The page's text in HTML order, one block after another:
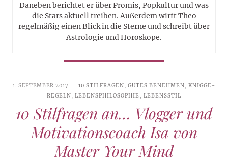
Daneben berichtet er über Promis, Popkultur und was
die Stars aktuell treiben. Außerdem wirft Theo
regelmäßig einen Blick in die Sterne und schreibt über
Astrologie und Horoskope.
1. SEPTEMBER 2017 10 STILFRAGEN, GUTES BENEHMEN,KNIGGE-
REGELN,LEBENSPHILOSOPHIE , LEBENSSTIL
10 Stilfragen an… Vlogger und
Motivationscoach Isa von
Master Your Mind